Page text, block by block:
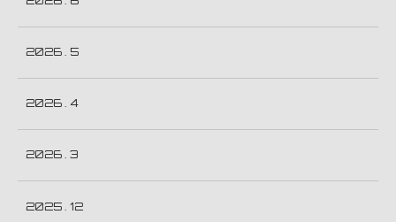
2026 . 5
2026 . 4
2026 . 3
2025 . 12